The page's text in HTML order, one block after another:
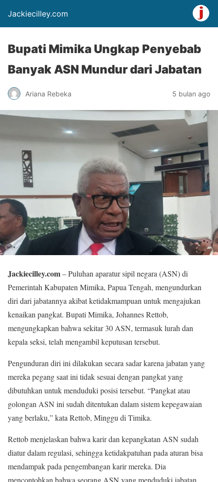
Jackiecilley.com
Bupati Mimika Ungkap Penyebab
Banyak ASN Mundur dari Jabatan
Ariana Rebeka 5 bulan ago
Jackiecilley.com– Puluhan aparatur sipil negara (ASN) di
Pemerintah Kabupaten Mimika, Papua Tengah, mengundurkan
diri dari jabatannya akibat ketidakmampuan untuk mengajukan
kenaikan pangkat. Bupati Mimika, Johannes Rettob,
mengungkapkan bahwa sekitar 30 ASN, termasuk lurah dan
kepala seksi, telah mengambil keputusan tersebut.
Pengunduran diri ini dilakukan secara sadar karena jabatan yang
mereka pegang saat ini tidak sesuai dengan pangkat yang
dibutuhkan untuk menduduki posisi tersebut. “Pangkat atau
golongan ASN ini sudah ditentukan dalam sistem kepegawaian
yang berlaku,” kata Rettob, Minggu di Timika.
Rettob menjelaskan bahwa karir dan kepangkatan ASN sudah
diatur dalam regulasi, sehingga ketidakpatuhan pada aturan bisa
mendampak pada pengembangan karir mereka. Dia